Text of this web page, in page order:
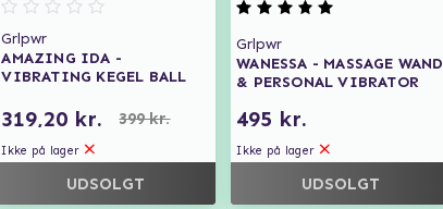
Grlpwr
AMAZING IDA -
VIBRATING KEGEL BALL
319,20 kr. 399 kr.
Ikke på lager
UDSOLGT
Grlpwr
WANESSA - MASSAGE WAND
& PERSONAL VIBRATOR
495 kr.
Ikke på lager
UDSOLGT